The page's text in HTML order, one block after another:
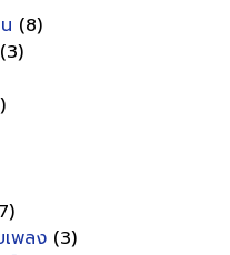
(8)
(3)
พลง (3)